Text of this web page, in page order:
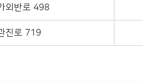
외반로 498
진로 719